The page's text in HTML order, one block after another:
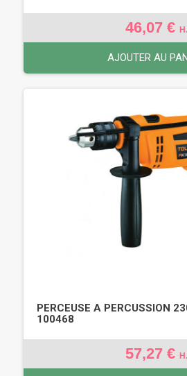
46,07 €
AJOUTER AU
PERCEUSE A PERCUSSION
100468
57,27 €